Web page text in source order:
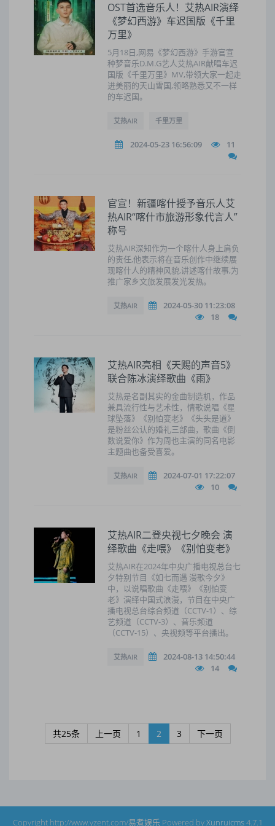
OST首选音乐人！艾热AIR演绎
《梦幻西游》车迟国版《千里
万里》
5月18日,网易《梦幻西游》手游官宣
种梦音乐D.M.G艺人艾热AIR献唱车迟
国版《千里万里》MV,带领大家一起走
进美丽的天山雪国,领略熟悉又不一样
的车迟国。
艾热AIR 千里万里
2024-05-23 16:56:09 11
官宣！新疆喀什授予音乐人艾
热AIR“喀什市旅游形象代言人”
称号
艾热AIR深知作为一个喀什人身上肩负
的责任,他表示将在音乐创作中继续展
现喀什人的精神风貌,讲述喀什故事,为
推广家乡文旅发展发光发热。
艾热AIR
2024-05-30 11:23:08
18
艾热AIR亮相《天赐的声音5》
联合陈冰演绎歌曲《雨》
艾热是名副其实的金曲制造机，作品
兼具流行性与艺术性，情歌说唱《星
球坠落》《别怕变老》《头头是道》
是粉丝公认的婚礼三部曲，歌曲《倒
数说爱你》作为周也主演的同名电影
主题曲也备受喜爱。
艾热AIR
2024-07-01 17:22:07
10
艾热AIR二登央视七夕晚会 演
绎歌曲《走喂》《别怕变老》
艾热AIR在2024年中央广播电视总台七
夕特别节目《如七而遇 漫歌今夕》
中，以说唱歌曲《走喂》《别怕变
老》演绎中国式浪漫，节目在中央广
播电视总台综合频道（CCTV-1）、综
艺频道（CCTV-3）、音乐频道
（CCTV-15）、央视频等平台播出。
艾热AIR
2024-08-13 14:50:44
14
共25条 上一页 1 2 3 下一页
Copyright http://www.yzent.com/易煮娱乐 Powered byXunruicms4.7.1